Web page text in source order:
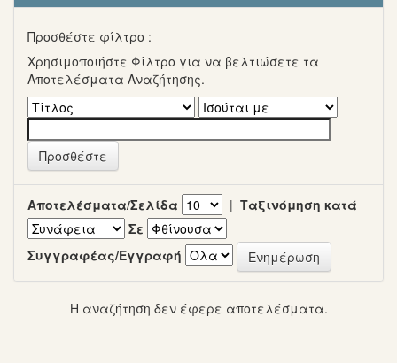
Προσθέστε φίλτρο :
Χρησιμοποιήστε Φίλτρο για να βελτιώσετε τα
Αποτελέσματα Αναζήτησης.
Αποτελέσματα/Σελίδα | Ταξινόμηση κατά
Σε
Συγγραφέας/Εγγραφή
Η αναζήτηση δεν έφερε αποτελέσματα.